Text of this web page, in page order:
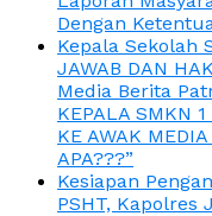
Dengan
Kepala Sekolah
JAWAB DAN
Media Berita
KEPALA SMKN
KE AWAK
APA???”
Kesiapan
PSHT, Kapolres